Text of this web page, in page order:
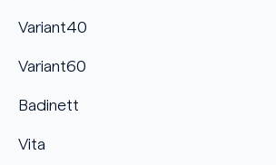
Variant40
Variant60
Badinett
Vita